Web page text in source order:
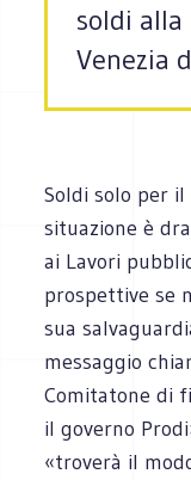
soldi alla
Venezia
Soldi solo per il
situazione è
ai Lavori
prospettive se
sua
messaggio
Comitatone di
il governo
«troverà il